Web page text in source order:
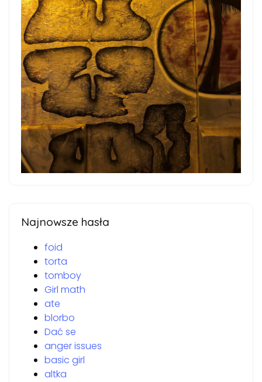
Najnowsze hasła
foid
torta
tomboy
Girl math
ate
blorbo
Dać se
anger issues
basic girl
altka